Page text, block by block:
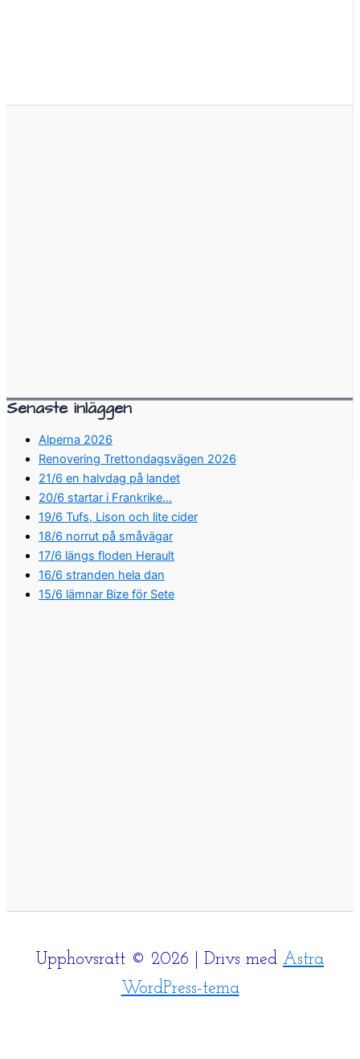
Senaste inläggen
Alperna 2026
Renovering Trettondagsvägen 2026
21/6 en halvdag på landet
20/6 startar i Frankrike…
19/6 Tufs, Lison och lite cider
18/6 norrut på småvägar
17/6 längs floden Herault
16/6 stranden hela dan
15/6 lämnar Bize för Sete
Upphovsrätt © 2026 | Drivs med Astra
WordPress-tema